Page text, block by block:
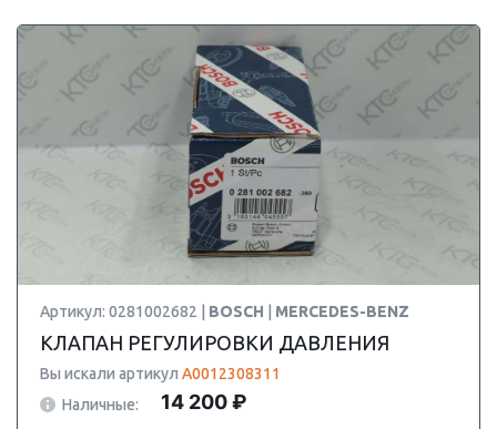
Артикул: 0281002682 | BOSCH MERCEDES-BENZ
КЛАПАН РЕГУЛИРОВКИ ДАВЛЕНИЯ
Вы искали артикул A0012308311
Наличные:
14 200 ₽